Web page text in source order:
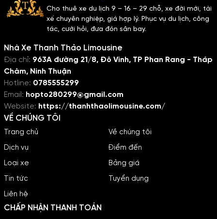
Nhà Xe Thanh Thảo Limousine là một thương hiệu uy tín
trong lĩnh vực vận tải hành khách, chuyên cung cấp các
dịch vụ cho thuê xe đa dạng từ xe limousine sang trọng,
xe 16 chỗ tiện nghi đến xe 29 chỗ rộng rãi. Với phương
châm hoạt động "Khách hàng là trên hết", Thanh Thảo
Limousine không ngừng đầu tư vào chất lượng phương
tiện và nâng cao nghiệp vụ đội ngũ nhân viên, nhằm đáp
ứng mọi nhu cầu của quý khách hàng, từ những chuyến đi
cá nhân, gia đình đến các đoàn du lịch, sự kiện quan
Cho thuê xe du lịch 9 – 16 – 29 chỗ, xe đời mới, tài
xế chuyên nghiệp, giá hợp lý. Phục vụ du lịch, công
tác, cưới hỏi, đưa đón sân bay.
Nhà Xe Thanh Thảo Limousine
Địa chỉ: 963A đường 21/8, Đô Vinh, TP Phan Rang - Tháp
Chàm, Ninh Thuận
Hotline: 0785555299
Email: hopto280299@gmail.com
Website: https://thanhthaolimousine.com/
VỀ CHÚNG TÔI
Trang chủ
Về chúng tôi
Dịch vụ
Điểm đến
Loại xe
Bảng giá
Tin tức
Tuyển dụng
Liên hệ
CHẤP NHẬN THANH TOÁN